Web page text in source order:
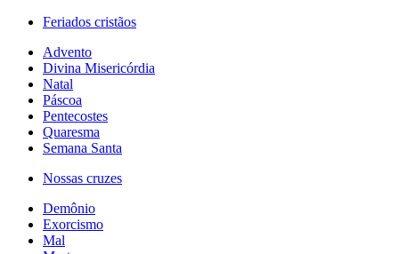
Feriados cristãos
Advento
Divina Misericórdia
Natal
Páscoa
Pentecostes
Quaresma
Semana Santa
Nossas cruzes
Demônio
Exorcismo
Mal